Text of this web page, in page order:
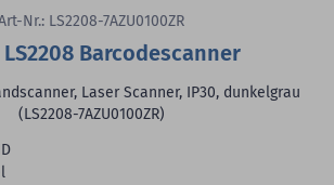
Nr.: LS2208-7AZU0100ZR
Barcodescanner
Laser Scanner, IP30, dunkelgrau
(LS2208-7AZU0100ZR)